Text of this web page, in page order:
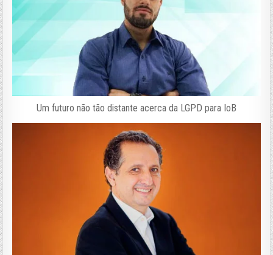
Um futuro não tão distante acerca da LGPD para IoB